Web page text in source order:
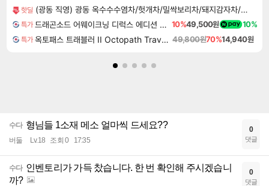
핫딜 (광동 직영) 광동 옥수수수염차/헛개차/밀싹보리차/돼지감자차/꼬소꼬미 외
특가 드래곤소드 어웨이크닝 디럭스 에디션 DragonSword Awakening Deluxe Edition 10%49,500원 10%
특가 옥토패스 트래블러 II Octopath Traveler II 49,800원70%14,940원
수다 형님들 1소재 메소 얼마씩 드세요??
버둘 Lv.18 조회 0 17:35
0
댓글
수다 인벤토리가 가득 찼습니다. 한 번 확인해 주시겠습니
까?
0
댓글